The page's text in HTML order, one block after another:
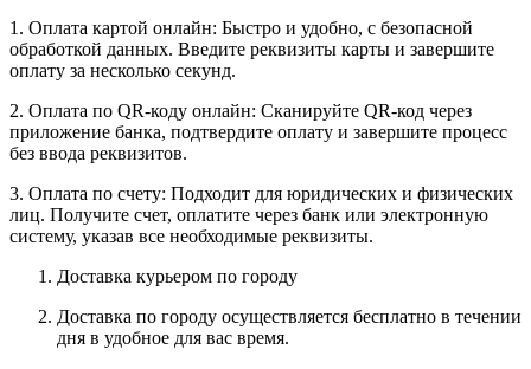
1. Оплата картой онлайн: Быстро и удобно, с безопасной
обработкой данных. Введите реквизиты карты и завершите
оплату за несколько секунд.
2. Оплата по QR-коду онлайн: Сканируйте QR-код через
приложение банка, подтвердите оплату и завершите процесс
без ввода реквизитов.
3. Оплата по счету: Подходит для юридических и физических
лиц. Получите счет, оплатите через банк или электронную
систему, указав все необходимые реквизиты.
Доставка курьером по городу
Доставка по городу осуществляется бесплатно в течении
дня в удобное для вас время.